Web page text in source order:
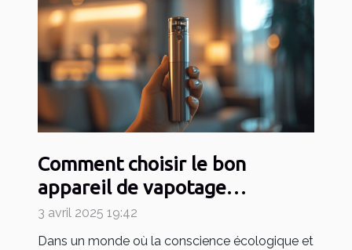
Comment choisir le bon
appareil de vapotage
rechargeable et durable
3 avril 2025 19:42
Dans un monde où la conscience écologique et